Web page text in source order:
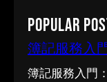
r
c
Popular
簿記服務入
簿記服務入門